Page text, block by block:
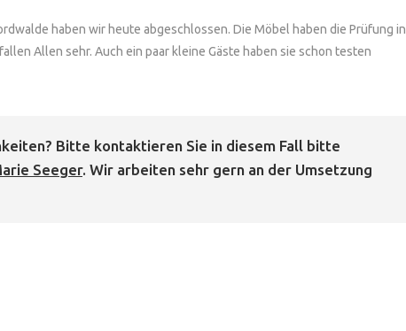
haben wir heute abgeschlossen. Die Möbel haben die Prüfung in
Allen sehr. Auch ein paar kleine Gäste haben sie schon testen
Bitte kontaktieren Sie in diesem Fall bitte
Seeger. Wir arbeiten sehr gern an der Umsetzung